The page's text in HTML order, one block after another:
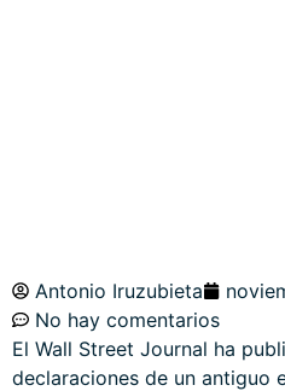
Antonio Iruzubieta
No hay comentarios
El Wall Street Journal ha
declaraciones de un antiguo